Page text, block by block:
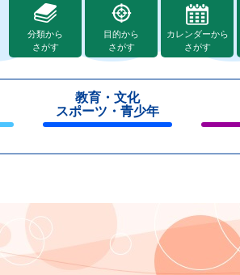
分類から
さがす
目的から
さがす
カレンダーから
さがす
教育・文化
スポーツ・青少年
じ
じ